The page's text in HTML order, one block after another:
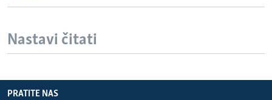
Nastavi čitati
PRATITE NAS